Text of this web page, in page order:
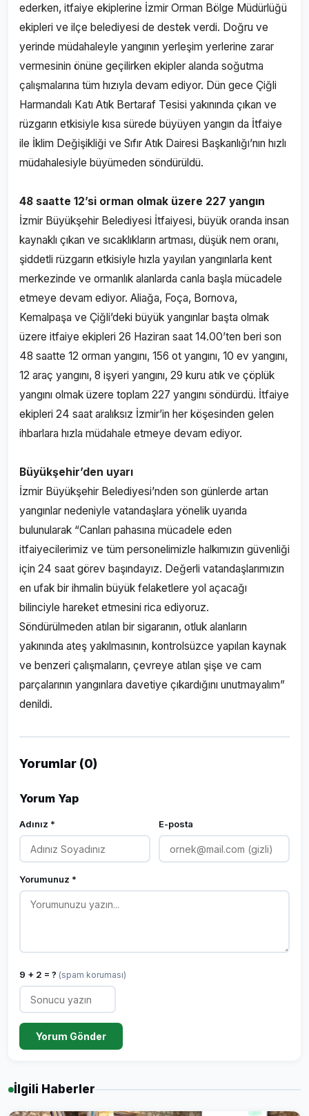
ederken, itfaiye ekiplerine İzmir Orman Bölge Müdürlüğü
ekipleri ve ilçe belediyesi de destek verdi. Doğru ve
yerinde müdahaleyle yangının yerleşim yerlerine zarar
vermesinin önüne geçilirken ekipler alanda soğutma
çalışmalarına tüm hızıyla devam ediyor. Dün gece Çiğli
Harmandalı Katı Atık Bertaraf Tesisi yakınında çıkan ve
rüzgarın etkisiyle kısa sürede büyüyen yangın da İtfaiye
ile İklim Değişikliği ve Sıfır Atık Dairesi Başkanlığı’nın hızlı
müdahalesiyle büyümeden söndürüldü.
48 saatte 12’si orman olmak üzere 227 yangın
İzmir Büyükşehir Belediyesi İtfaiyesi, büyük oranda insan
kaynaklı çıkan ve sıcaklıkların artması, düşük nem oranı,
şiddetli rüzgarın etkisiyle hızla yayılan yangınlarla kent
merkezinde ve ormanlık alanlarda canla başla mücadele
etmeye devam ediyor. Aliağa, Foça, Bornova,
Kemalpaşa ve Çiğli’deki büyük yangınlar başta olmak
üzere itfaiye ekipleri 26 Haziran saat 14.00’ten beri son
48 saatte 12 orman yangını, 156 ot yangını, 10 ev yangını,
12 araç yangını, 8 işyeri yangını, 29 kuru atık ve çöplük
yangını olmak üzere toplam 227 yangını söndürdü. İtfaiye
ekipleri 24 saat aralıksız İzmir’in her köşesinden gelen
ihbarlara hızla müdahale etmeye devam ediyor.
Büyükşehir’den uyarı
İzmir Büyükşehir Belediyesi’nden son günlerde artan
yangınlar nedeniyle vatandaşlara yönelik uyarıda
bulunularak “Canları pahasına mücadele eden
itfaiyecilerimiz ve tüm personelimizle halkımızın güvenliği
için 24 saat görev başındayız. Değerli vatandaşlarımızın
en ufak bir ihmalin büyük felaketlere yol açacağı
bilinciyle hareket etmesini rica ediyoruz.
Söndürülmeden atılan bir sigaranın, otluk alanların
yakınında ateş yakılmasının, kontrolsüzce yapılan kaynak
ve benzeri çalışmaların, çevreye atılan şişe ve cam
parçalarının yangınlara davetiye çıkardığını unutmayalım”
denildi.
Yorumlar (0)
Yorum Yap
Adınız * E-posta
Yorumunuz *
9 + 2 = ? (spam koruması)
Yorum Gönder
İlgili Haberler